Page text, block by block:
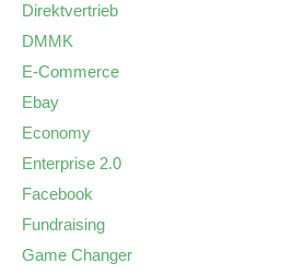
Direktvertrieb
DMMK
E-Commerce
Ebay
Economy
Enterprise 2.0
Facebook
Fundraising
Game Changer